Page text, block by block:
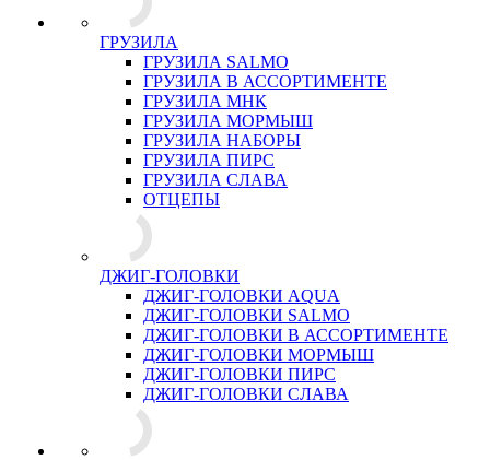
ГРУЗИЛА
ГРУЗИЛА SALMO
ГРУЗИЛА В АССОРТИМЕНТЕ
ГРУЗИЛА МНК
ГРУЗИЛА МОРМЫШ
ГРУЗИЛА НАБОРЫ
ГРУЗИЛА ПИРС
ГРУЗИЛА СЛАВА
ОТЦЕПЫ
ДЖИГ-ГОЛОВКИ
ДЖИГ-ГОЛОВКИ AQUA
ДЖИГ-ГОЛОВКИ SALMO
ДЖИГ-ГОЛОВКИ В АССОРТИМЕНТЕ
ДЖИГ-ГОЛОВКИ МОРМЫШ
ДЖИГ-ГОЛОВКИ ПИРС
ДЖИГ-ГОЛОВКИ СЛАВА